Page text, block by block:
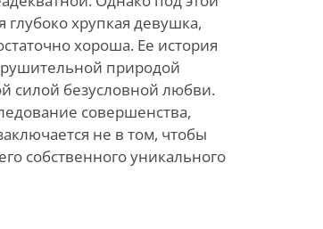
хрупкая девушка,
хороша. Ее история
природой
силой безусловной любви.
совершенства,
не в том, чтобы
собственного уникального